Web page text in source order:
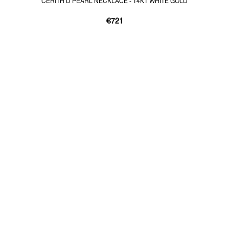
CERITH D PEARL NECKLACE - 14KT WHITE GOLD
€721